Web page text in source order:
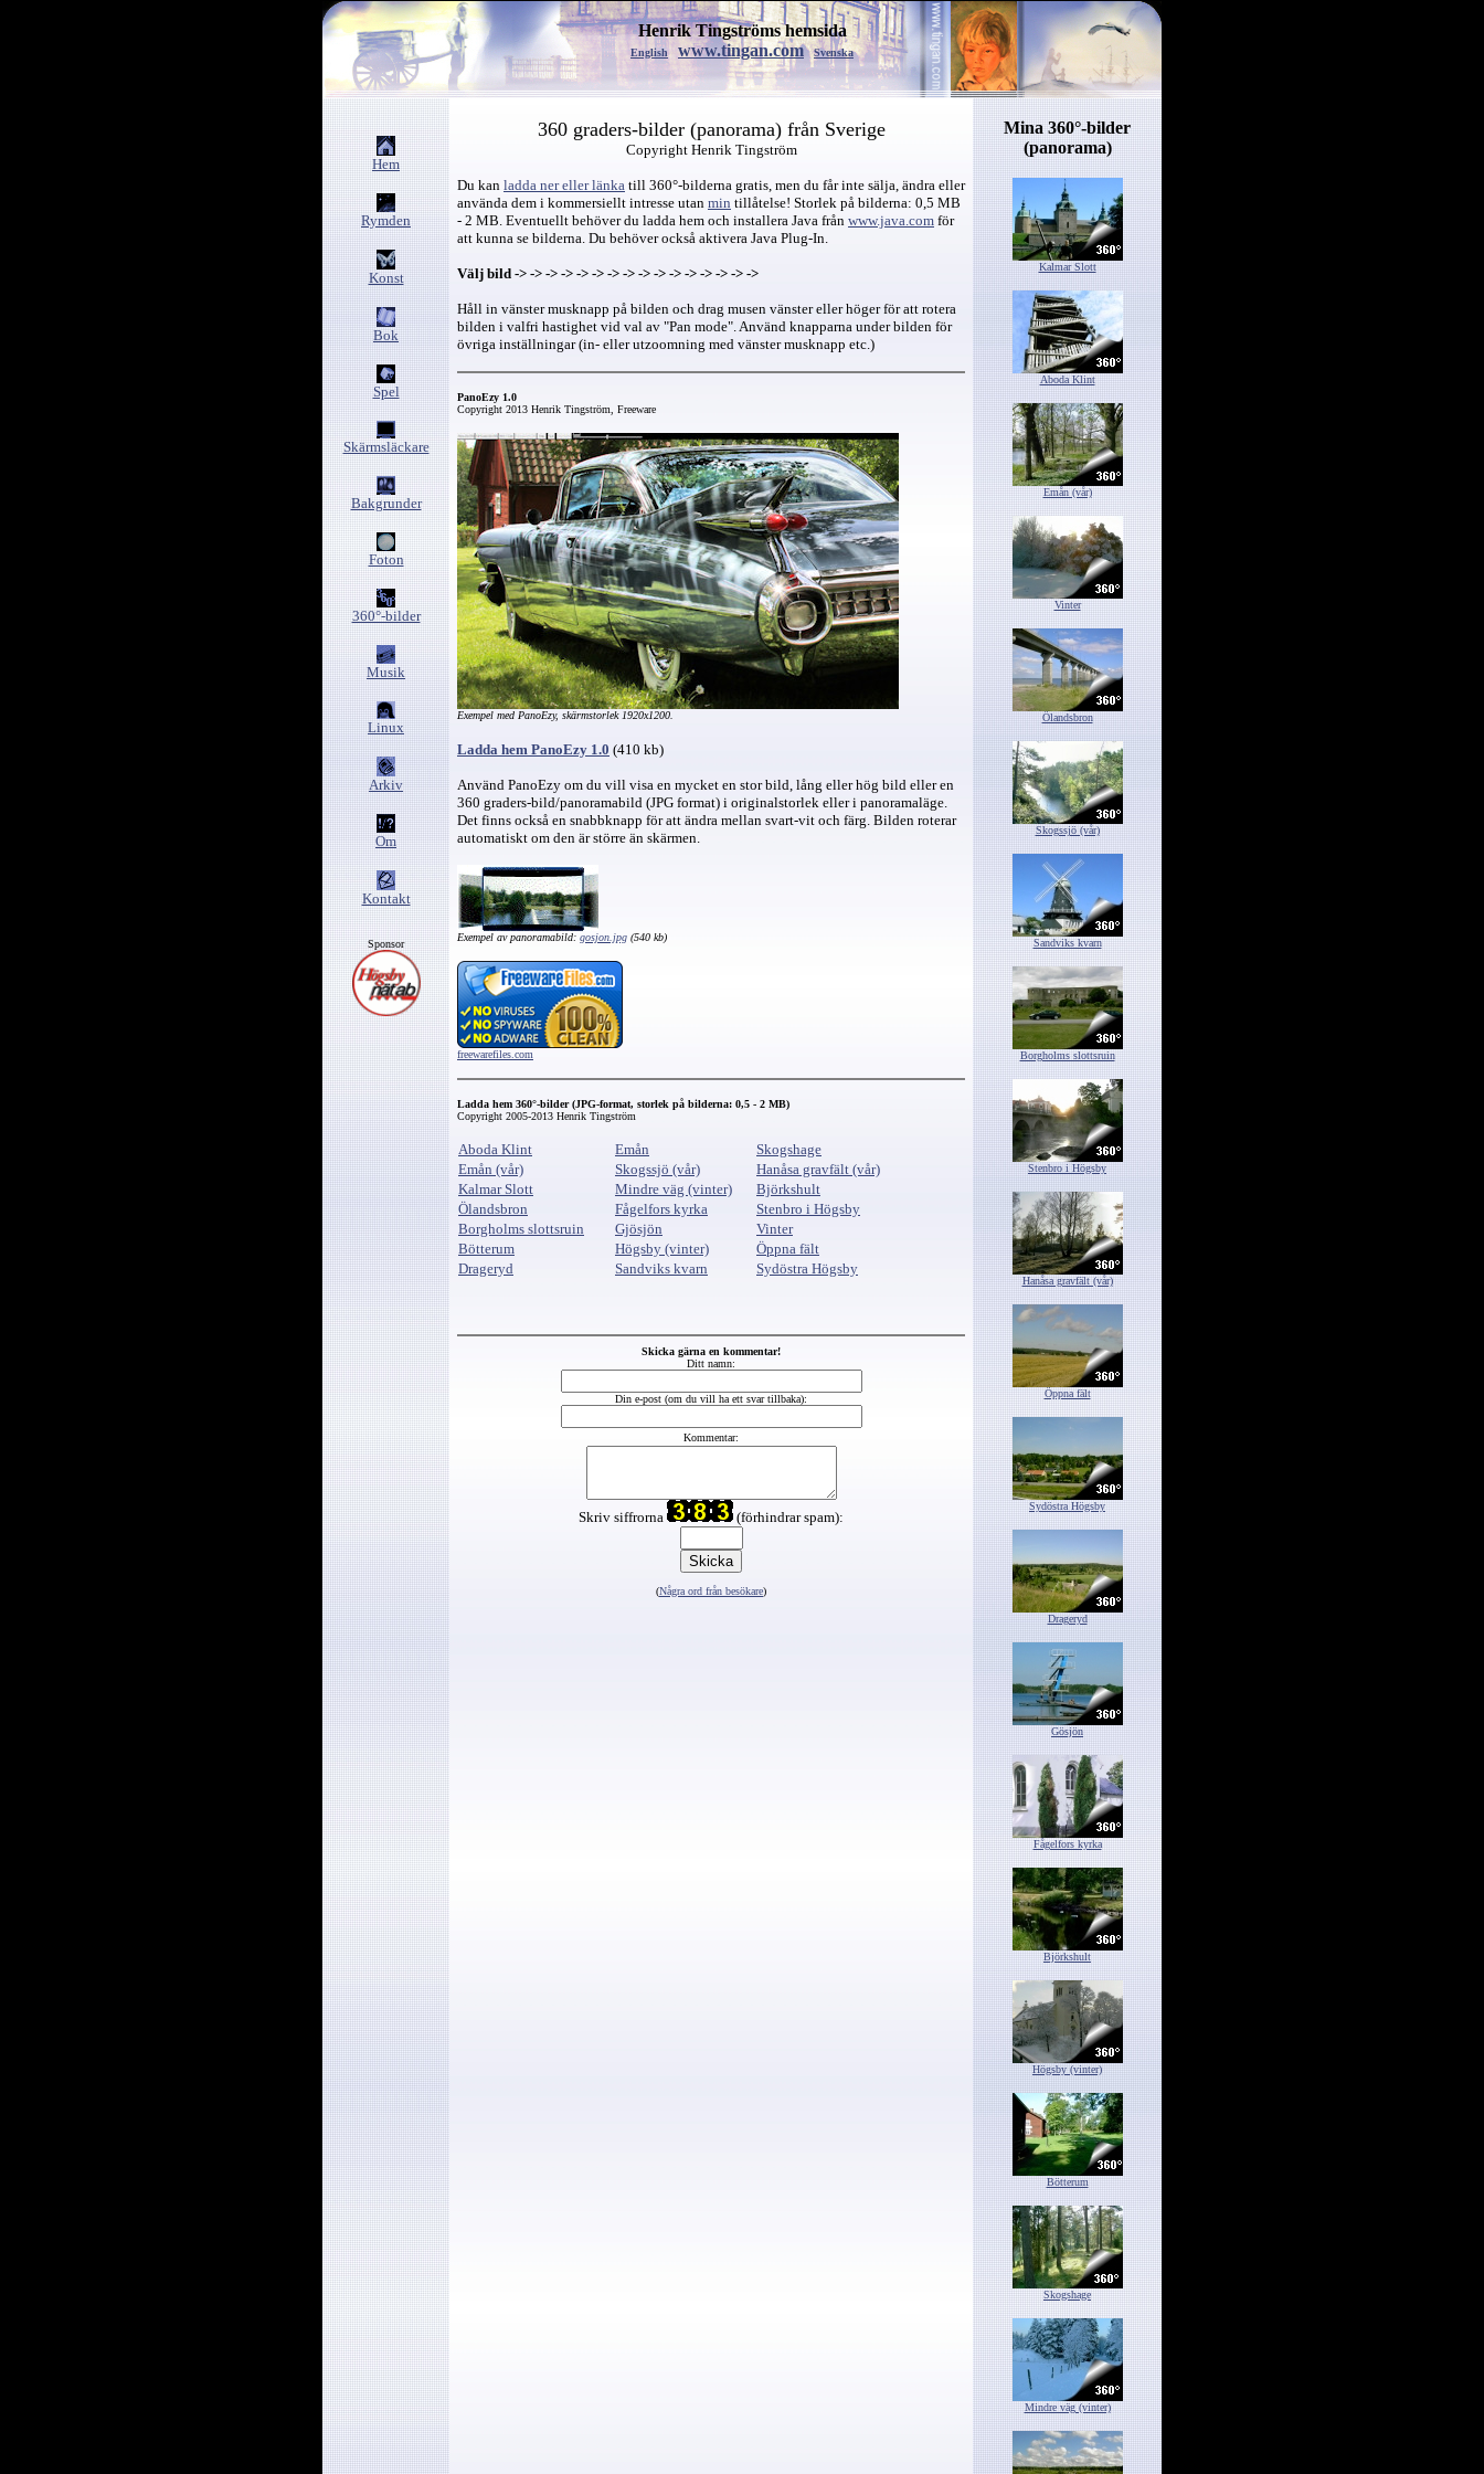
Henrik Tingströms hemsida
English www.tingan.com Svenska
Hem
Rymden
Konst
Bok
Spel
Skärmsläckare
Bakgrunder
Foton
360°-bilder
Musik
Linux
Arkiv
Om
Kontakt
Sponsor
360 graders-bilder (panorama) från Sverige
Copyright Henrik Tingström
Du kan ladda ner eller länka till 360°-bilderna gratis, men du får inte sälja, ändra eller
använda dem i kommersiellt intresse utan min tillåtelse! Storlek på bilderna: 0,5 MB
- 2 MB. Eventuellt behöver du ladda hem och installera Java från www.java.com för
att kunna se bilderna. Du behöver också aktivera Java Plug-In.
Välj bild -> -> -> -> -> -> -> -> -> -> -> -> -> -> -> ->
Håll in vänster musknapp på bilden och drag musen vänster eller höger för att rotera
bilden i valfri hastighet vid val av "Pan mode". Använd knapparna under bilden för
övriga inställningar (in- eller utzoomning med vänster musknapp etc.)
PanoEzy 1.0
Copyright 2013 Henrik Tingström, Freeware
Exempel med PanoEzy, skärmstorlek 1920x1200.
Ladda hem PanoEzy 1.0 (410 kb)
Använd PanoEzy om du vill visa en mycket en stor bild, lång eller hög bild eller en
360 graders-bild/panoramabild (JPG format) i originalstorlek eller i panoramaläge.
Det finns också en snabbknapp för att ändra mellan svart-vit och färg. Bilden roterar
automatiskt om den är större än skärmen.
Exempel av panoramabild: gosjon.jpg (540 kb)
freewarefiles.com
Ladda hem 360°-bilder (JPG-format, storlek på bilderna: 0,5 - 2 MB)
Copyright 2005-2013 Henrik Tingström
Aboda Klint Emån
Skogshage
Emån (vår)
Skogssjö (vår)
Hanåsa gravfält (vår)
Kalmar Slott
Mindre väg (vinter)
Björkshult
Ölandsbron
Fågelfors kyrka
Stenbro i Högsby
Borgholms slottsruin
Gjösjön
Vinter
Bötterum
Högsby (vinter)
Öppna fält
Drageryd
Sandviks kvarn Sydöstra Högsby
Skicka gärna en kommentar!
Ditt namn:
Din e-post (om du vill ha ett svar tillbaka):
Kommentar:
Skriv siffrorna (förhindrar spam):
(Några ord från besökare)
Mina 360°-bilder
(panorama)
Kalmar Slott
Aboda Klint
Emån (vår)
Vinter
Ölandsbron
Skogssjö (vår)
Sandviks kvarn
Borgholms slottsruin
Stenbro i Högsby
Hanåsa gravfält (vår)
Öppna fält
Sydöstra Högsby
Drageryd
Gösjön
Fågelfors kyrka
Björkshult
Högsby (vinter)
Bötterum
Skogshage
Mindre väg (vinter)